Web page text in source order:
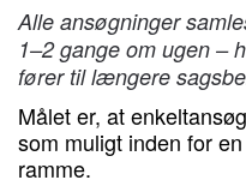
Alle ansøgninger
1–2 gange om ugen –
fører til længere
Målet er, at
som muligt inden for
ramme.